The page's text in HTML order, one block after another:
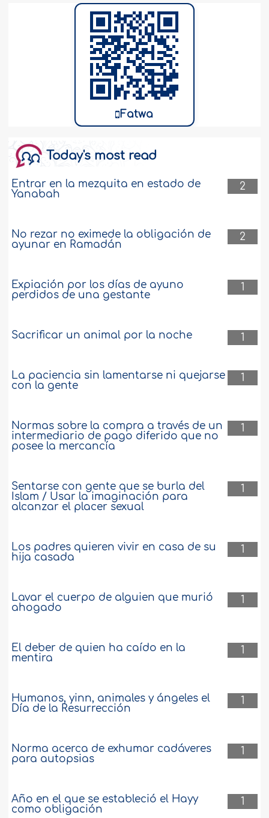
Fatwa
Today's most read
2
Entrar en la mezquita en estado de
Yanabah
2
No rezar no eximede la obligación de
ayunar en Ramadán
1
Expiación por los días de ayuno
perdidos de una gestante
1
Sacrificar un animal por la noche
1
La paciencia sin lamentarse ni quejarse
con la gente
1
Normas sobre la compra a través de un
intermediario de pago diferido que no
posee la mercancía
1
Sentarse con gente que se burla del
Islam / Usar la imaginación para
alcanzar el placer sexual
1
Los padres quieren vivir en casa de su
hija casada
1
Lavar el cuerpo de alguien que murió
ahogado
1
El deber de quien ha caído en la
mentira
1
Humanos, yinn, animales y ángeles el
Día de la Resurrección
1
Norma acerca de exhumar cadáveres
para autopsias
1
Año en el que se estableció el Hayy
como obligación